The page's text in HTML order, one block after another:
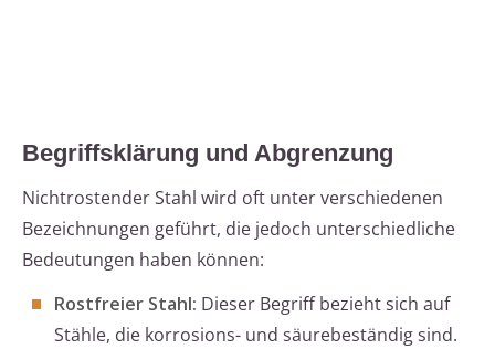
Begriffsklärung und Abgrenzung
Nichtrostender Stahl wird oft unter verschiedenen
Bezeichnungen geführt, die jedoch unterschiedliche
Bedeutungen haben können:
Rostfreier Stahl: Dieser Begriff bezieht sich auf
Stähle, die korrosions- und säurebeständig sind.